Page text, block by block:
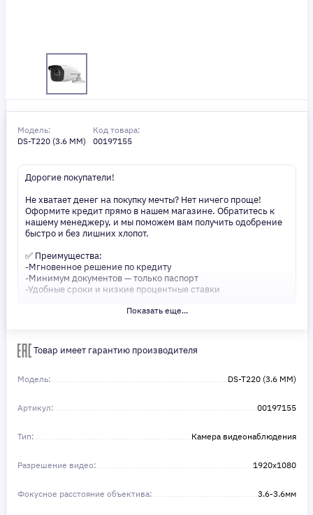
Модель:
DS-T220 (3.6 MM)
Код товара:
00197155
Дорогие покупатели!
Не хватает денег на покупку мечты? Нет ничего проще!
Оформите кредит прямо в нашем магазине. Обратитесь к
нашему менеджеру, и мы поможем вам получить одобрение
быстро и без лишних хлопот.
✅ Преимущества:
-Мгновенное решение по кредиту
-Минимум документов — только паспорт
-Удобные сроки и низкие процентные ставки
Не откладывайте свои желания на потом! Получите то, что
Показать еще...
Товар имеет гарантию производителя
Модель: DS-T220 (3.6 MM)
Артикул: 00197155
Тип: Камера видеонаблюдения
Разрешение видео: 1920x1080
Фокусное расстояние объектива: 3.6-3.6мм